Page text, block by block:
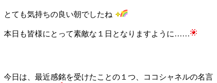
とても気持ちの良い朝でしたね
本日も皆様にとって素敵な１日となりますように……
今日は、最近感銘を受けたことの１つ、ココシャネルの名言